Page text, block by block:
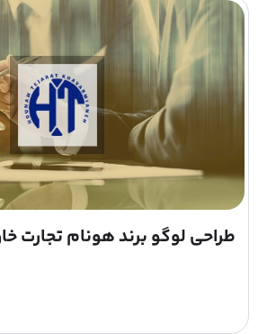
طراحی لوگو برند هونام تجارت